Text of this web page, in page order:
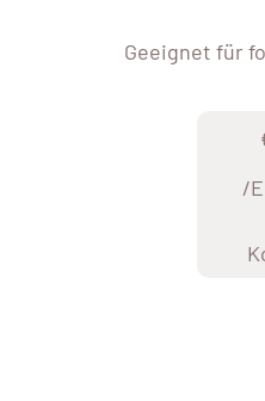
Geeignet für
/